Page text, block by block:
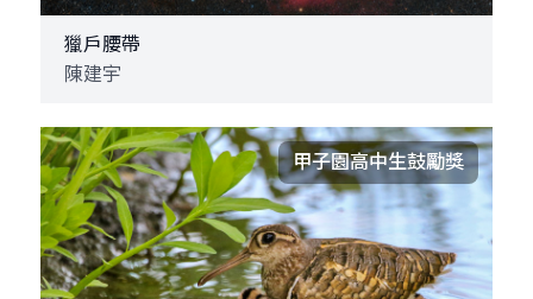
獵戶腰帶
陳建宇
甲子園高中生鼓勵獎